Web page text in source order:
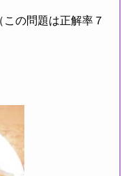
の問題は正解率７